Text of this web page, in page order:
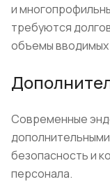
и
требуются
объемы
Современные
безопасность и
персонала.